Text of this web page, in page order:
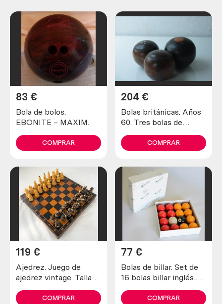
Bola de bolos.
EBONITE – MAXIM.
83 €
COMPRAR
Bolas británicas. Años
60. Tres bolas de
204 €
COMPRAR
Ajedrez. Juego de
ajedrez vintage. Tallado
119 €
COMPRAR
Bolas de billar. Set de
16 bolas billar inglés.
billiards balls.
77 €
COMPRAR